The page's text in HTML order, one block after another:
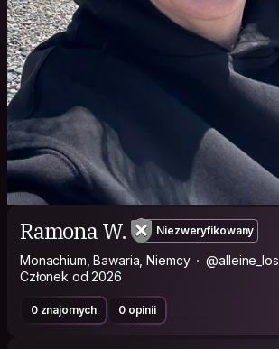
Ramona W. Niezweryfikowany
Monachium, Bawaria, Niemcy
@alleine_los
Członek od 2026
0 znajomych 0 opinii